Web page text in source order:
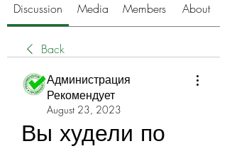
Discussion Media Members About
Back
Администрация
Рекомендует
August 23, 2023
Вы худели по